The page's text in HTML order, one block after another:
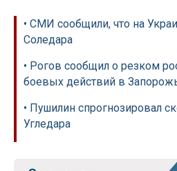
• СМИ сообщили, что на
Соледара
• Рогов сообщил о резком
боевых действий в
• Пушилин спрогнозировал
Угледара